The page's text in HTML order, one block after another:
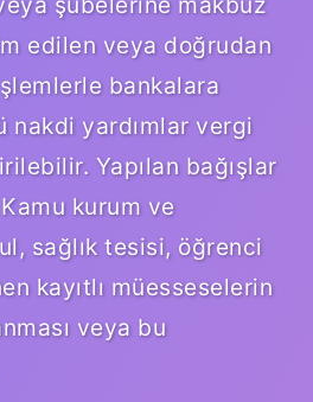
edilen veya doğrudan
bankalara
nakdi yardımlar vergi
Yapılan bağışlar
Kamu kurum ve
sağlık tesisi, öğrenci
kayıtlı müesseselerin
veya bu